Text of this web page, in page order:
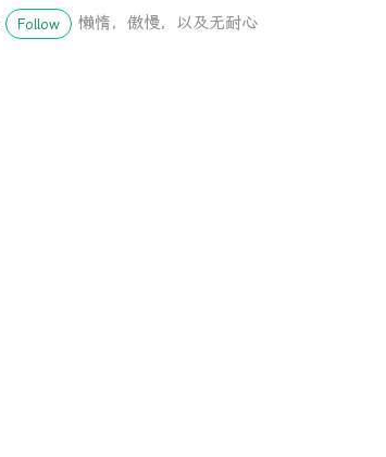
Follow 懒惰，傲慢，以及无耐心